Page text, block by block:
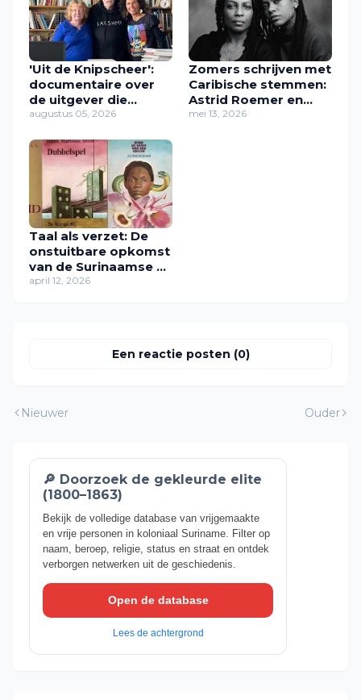
'Uit de Knipscheer':
documentaire over
de uitgever die
Caribische stemmen
augustus 05, 2026
Zomers schrijven met
Caribische stemmen:
Astrid Roemer en
Radna Fabias
mei 13, 2026
Taal als verzet: De
onstuitbare opkomst
van de Surinaamse en
Caribische literatuur
april 12, 2026
Een reactie posten (0)
Nieuwer Ouder
🔎 Doorzoek de gekleurde elite
(1800–1863)
Bekijk de volledige database van vrijgemaakte
en vrije personen in koloniaal Suriname. Filter op
naam, beroep, religie, status en straat en ontdek
verborgen netwerken uit de geschiedenis.
Open de database
Lees de achtergrond